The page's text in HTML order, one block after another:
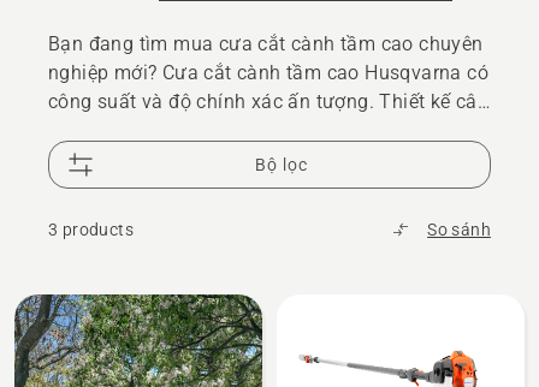
Bạn đang tìm mua cưa cắt cành tầm cao chuyên
nghiệp mới? Cưa cắt cành tầm cao Husqvarna có
công suất và độ chính xác ấn tượng. Thiết kế cân
dù là khi cắt tỉa hay cắt bỏ cành. Chúng tôi cung
cấp nhiều loại cưa cắt cành tầm cao chạy xăng,
pin và điện.
Bộ lọc
3 products So sánh
All
products